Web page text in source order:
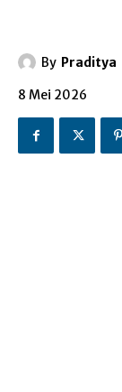
By Praditya
8 Mei 2026